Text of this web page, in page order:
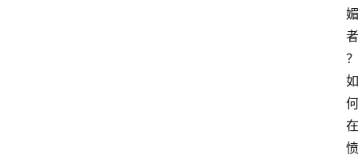
媚
者
？
如
何
在
愤